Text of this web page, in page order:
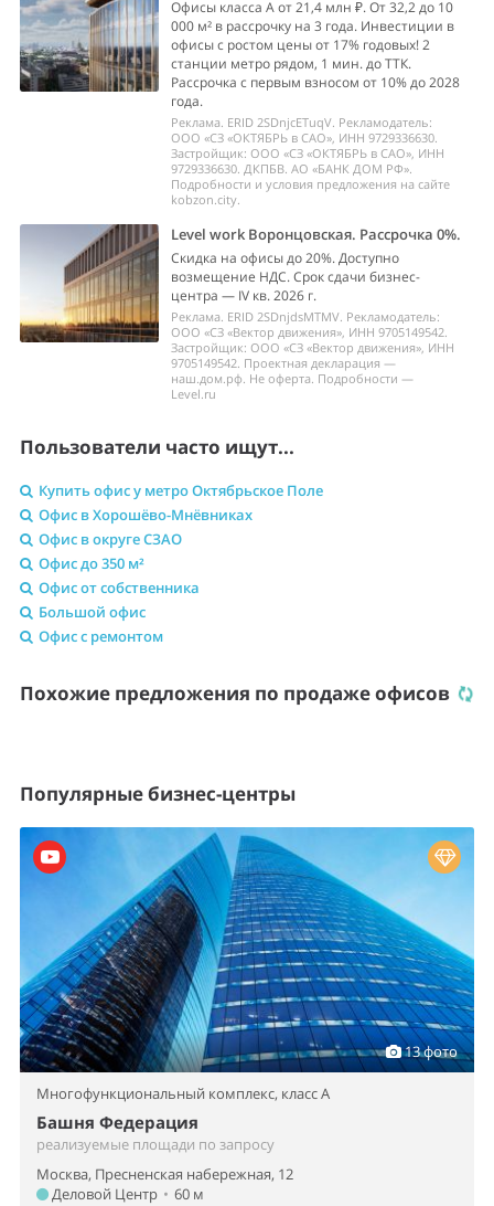
Офисы класса А от 21,4 млн ₽. От 32,2 до 10
000 м² в рассрочку на 3 года. Инвестиции в
офисы с ростом цены от 17% годовых! 2
станции метро рядом, 1 мин. до ТТК.
Рассрочка с первым взносом от 10% до 2028
года.
Реклама. ERID 2SDnjcETuqV. Рекламодатель:
ООО «СЗ «ОКТЯБРЬ в САО», ИНН 9729336630.
Застройщик: ООО «СЗ «ОКТЯБРЬ в САО», ИНН
9729336630. ДКПБВ. АО «БАНК ДОМ РФ».
Подробности и условия предложения на сайте
kobzon.city.
Level work Воронцовская. Рассрочка 0%.
Скидка на офисы до 20%. Доступно
возмещение НДС. Срок сдачи бизнес-
центра — IV кв. 2026 г.
Реклама. ERID 2SDnjdsMTMV. Рекламодатель:
ООО «СЗ «Вектор движения», ИНН 9705149542.
Застройщик: ООО «СЗ «Вектор движения», ИНН
9705149542. Проектная декларация —
наш.дом.рф. Не оферта. Подробности —
Level.ru
Пользователи часто ищут...
Купить офис у метро Октябрьское Поле
Офис в Хорошёво-Мнёвниках
Офис в округе СЗАО
Офис до 350 м²
Офис от собственника
Большой офис
Офис с ремонтом
Похожие предложения по продаже офисов
Популярные бизнес-центры
13 фото
Многофункциональный комплекс, класс A
Башня Федерация
реализуемые площади по запросу
Москва, Пресненская набережная, 12
Деловой Центр • 60 м